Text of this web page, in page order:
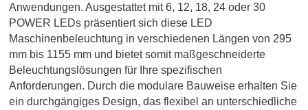
Anwendungen. Ausgestattet mit 6, 12, 18, 24 oder 30
POWER LEDs präsentiert sich diese LED
Maschinenbeleuchtung in verschiedenen Längen von 295
mm bis 1155 mm und bietet somit maßgeschneiderte
Beleuchtungslösungen für Ihre spezifischen
Anforderungen. Durch die modulare Bauweise erhalten Sie
ein durchgängiges Design, das flexibel an unterschiedliche